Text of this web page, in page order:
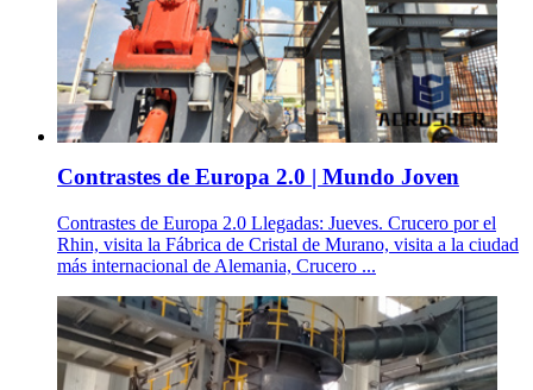
Contrastes de Europa 2.0 | Mundo Joven
Contrastes de Europa 2.0 Llegadas: Jueves. Crucero por el
Rhin, visita la Fábrica de Cristal de Murano, visita a la ciudad
más internacional de Alemania, Crucero ...